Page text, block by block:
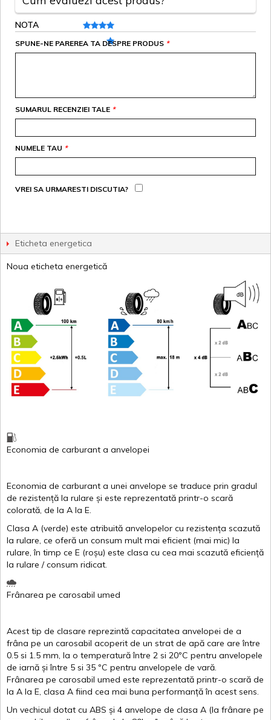
NOTA
*
SPUNE-NE PAREREA TA DESPRE PRODUS
*
SUMARUL RECENZIEI TALE
*
NUMELE TAU
VREI SA URMARESTI DISCUTIA?
Eticheta energetica
Noua eticheta energetică
Economia de carburant a anvelopei
Economia de carburant a unei anvelope se traduce prin gradul
de rezistență la rulare și este reprezentată printr-o scară
colorată , de la A la E
Clasa A (verde) este atribuită anvelopelor cu rezistența scazută
la rulare ce oferă un consum mult mai eficient (mai mic) la
rulare ,în timp ce E (roșu) este clasa cu cea mai scazută eficiență
la rulare /consum ridicat
Frânarea pe carosabil umed
Acest tip de clasare reprezintă capacitatea anvelopei de a
frâna pe un carosabil acoperit de un strat de apă care areîntre
0.5 si 1.5 mm, la o temperatură între 2 si 20ºC pentru anvelopele
de iarnă și între 5 si 35 ºC pentru anvelopele de vară
Frânarea pe carosabil umed este reprezentată printr-o scară de
la A la E clasa A fiind cea mai buna performanță în acest sens.
Un vechicul dotat cu ABS și 4 anvelope de clasa A (la frânare pe